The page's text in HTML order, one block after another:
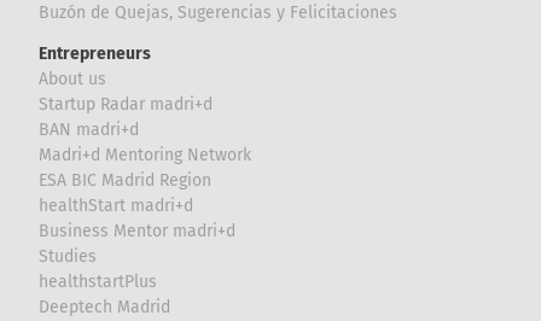
Buzón de Quejas, Sugerencias y Felicitaciones
Entrepreneurs
About us
Startup Radar madri+d
BAN madri+d
Madri+d Mentoring Network
ESA BIC Madrid Region
healthStart madri+d
Business Mentor madri+d
Studies
healthstartPlus
Deeptech Madrid